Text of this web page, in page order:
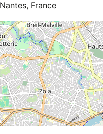
Nantes, France